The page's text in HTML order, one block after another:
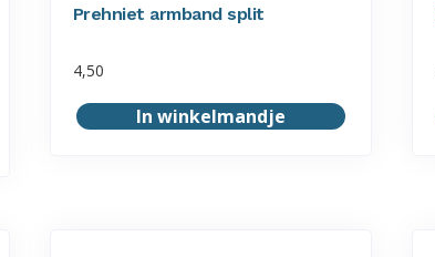
Prehniet armband split
4,50
In winkelmandje